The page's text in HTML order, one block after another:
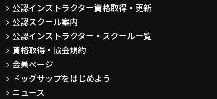
公認インストラクター資格取得・更新
公認スクール案内
公認インストラクター・スクール一覧
資格取得・協会規約
会員ページ
ドッグサップをはじめよう
ニュース